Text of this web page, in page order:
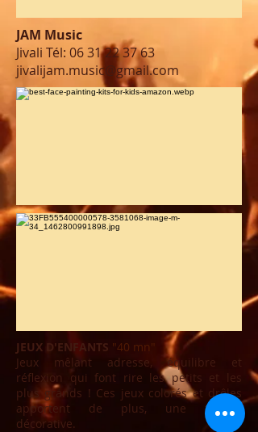
JAM Music
Jivali Tél: 06 31 22 37 63
jivalijam.music@gmail.com
JEUX D'ENFANTS "40 mn"
Jeux mêlant adresse, équilibre et
réflexion qui font rire les petits et les
plus grands ! Ces jeux colorés et drôles
apportent de plus, une touche
décorative.